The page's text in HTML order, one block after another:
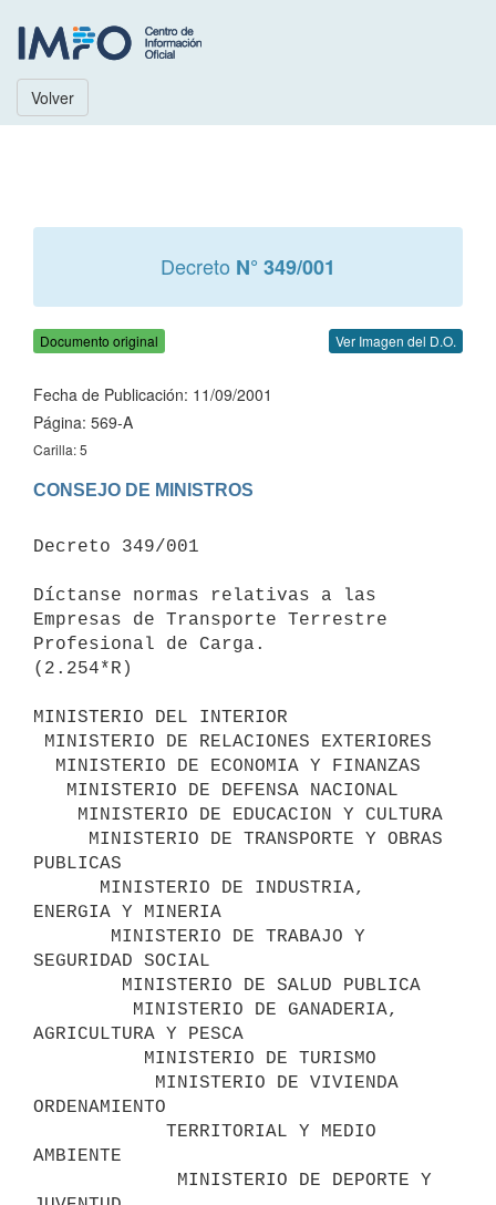
Volver
Decreto N° 349/001
Documento original Ver Imagen del D.O.
Fecha de Publicación: 11/09/2001
Página: 569-A
Carilla: 5
CONSEJO DE MINISTROS
Decreto 349/001
Díctanse normas relativas a las
Empresas de Transporte Terrestre
Profesional de Carga.
(2.254*R)
MINISTERIO DEL INTERIOR
PUBLICAS
ENERGIA Y MINERIA
SEGURIDAD SOCIAL
AGRICULTURA Y PESCA
ORDENAMIENTO
AMBIENTE